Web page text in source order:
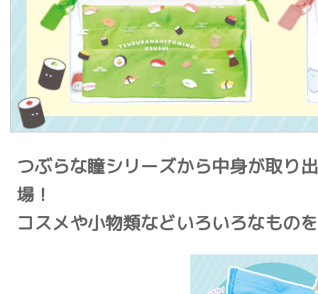
つぶらな瞳シリーズから中身が取り
場！
コスメや小物類などいろいろなもの